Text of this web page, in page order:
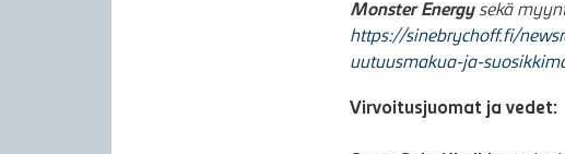
Monster Energysekä
https://sinebrychoff.fi/
uutuusmakua-ja-
Virvoitusjuomat ja vedet: